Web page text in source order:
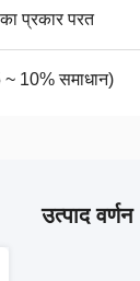
प्रकार परत
10% समाधान)
उत्पाद वर्णन